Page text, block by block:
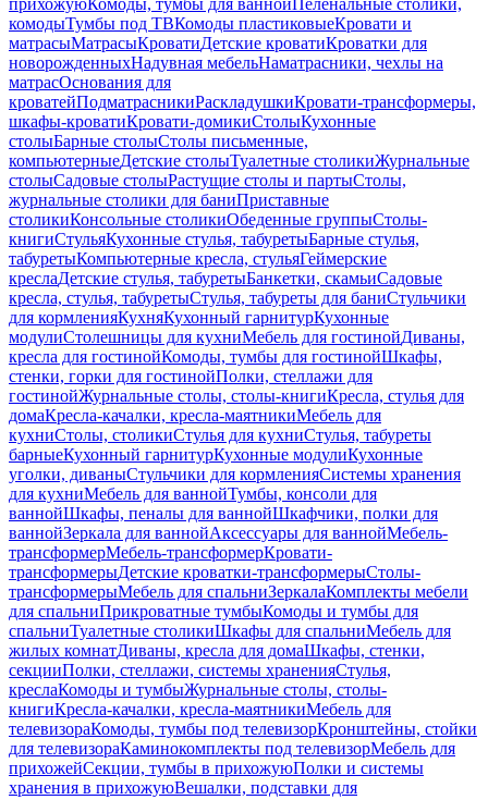
прихожуюКомоды, тумбы для ваннойПеленальные столики,
комодыТумбы под ТВКомоды пластиковыеКровати и
матрасыМатрасыКроватиДетские кроватиКроватки для
новорожденныхНадувная мебельНаматрасники, чехлы на
матрасОснования для
кроватейПодматрасникиРаскладушкиКровати-трансформеры,
шкафы-кроватиКровати-домикиСтолыКухонные
столыБарные столыСтолы письменные,
компьютерныеДетские столыТуалетные столикиЖурнальные
столыСадовые столыРастущие столы и партыСтолы,
журнальные столики для баниПриставные
столикиКонсольные столикиОбеденные группыСтолы-
книгиСтульяКухонные стулья, табуретыБарные стулья,
табуретыКомпьютерные кресла, стульяГеймерские
креслаДетские стулья, табуретыБанкетки, скамьиСадовые
кресла, стулья, табуретыСтулья, табуреты для баниСтульчики
для кормленияКухняКухонный гарнитурКухонные
модулиСтолешницы для кухниМебель для гостинойДиваны,
кресла для гостинойКомоды, тумбы для гостинойШкафы,
стенки, горки для гостинойПолки, стеллажи для
гостинойЖурнальные столы, столы-книгиКресла, стулья для
домаКресла-качалки, кресла-маятникиМебель для
кухниСтолы, столикиСтулья для кухниСтулья, табуреты
барныеКухонный гарнитурКухонные модулиКухонные
уголки, диваныСтульчики для кормленияСистемы хранения
для кухниМебель для ваннойТумбы, консоли для
ваннойШкафы, пеналы для ваннойШкафчики, полки для
ваннойЗеркала для ваннойАксессуары для ваннойМебель-
трансформерМебель-трансформерКровати-
трансформерыДетские кроватки-трансформерыСтолы-
трансформерыМебель для спальниЗеркалаКомплекты мебели
для спальниПрикроватные тумбыКомоды и тумбы для
спальниТуалетные столикиШкафы для спальниМебель для
жилых комнатДиваны, кресла для домаШкафы, стенки,
секцииПолки, стеллажи, системы храненияСтулья,
креслаКомоды и тумбыЖурнальные столы, столы-
книгиКресла-качалки, кресла-маятникиМебель для
телевизораКомоды, тумбы под телевизорКронштейны, стойки
для телевизораКаминокомплекты под телевизорМебель для
прихожейСекции, тумбы в прихожуюПолки и системы
хранения в прихожуюВешалки, подставки для